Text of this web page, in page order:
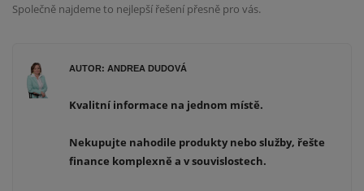
Společně najdeme to nejlepší řešení přesně pro vás.
AUTOR: ANDREA DUDOVÁ
Kvalitní informace na jednom místě.
Nekupujte nahodile produkty nebo služby, řešte
finance komplexně a v souvislostech.